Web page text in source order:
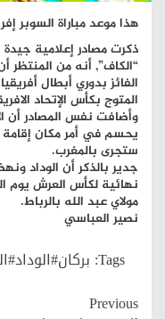
هذا موعد مباراة السوبر
ذكرت مصادر إعلامية جيدة
“الكاف”, أنه من المنتظر
الفائز بدوري أبطال
المتوج بكأس الإتحاد الافريقي،
وأضافت نفس المصادر أن
يحسم في أمر مكان إقامة
ستجرى بالمغرب.
جدير بالذكر أن الوداد
نهائية لكأس العرش يوم
مولاي عبد الله بالرباط.
نصير العباسي
Tags:
Continue
Previous